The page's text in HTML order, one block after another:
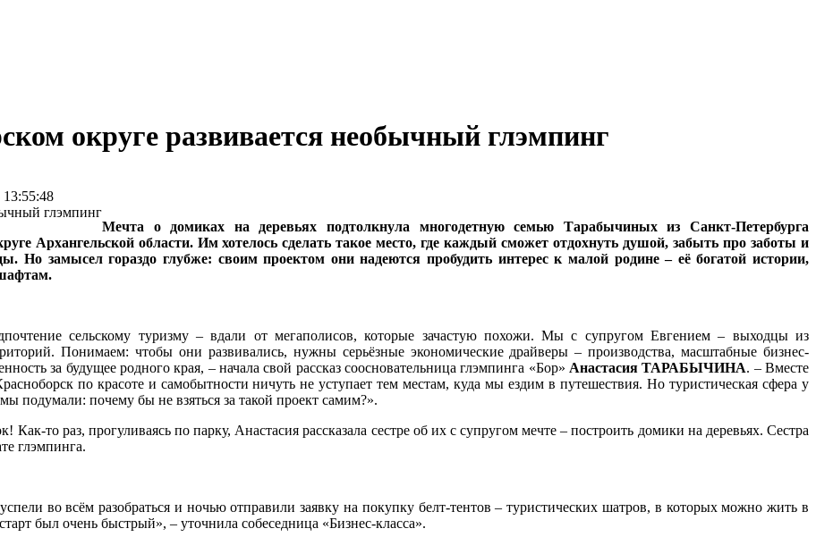
округе развивается необычный глэмпинг
Мечта о домиках на деревьях подтолкнула многодетную семью Тарабычиных из Санкт-Петербурга
Архангельской области. Им хотелось сделать такое место, где каждый сможет отдохнуть душой, забыть про заботы и
Но замысел гораздо глубже: своим проектом они надеются пробудить интерес к малой родине – её богатой истории,
сельскому туризму – вдали от мегаполисов, которые зачастую похожи. Мы с супругом Евгением – выходцы из
Понимаем: чтобы они развивались, нужны серьёзные экономические драйверы – производства, масштабные бизнес-
за будущее родного края, – начала свой рассказ соосновательница глэмпинга «Бор» Анастасия ТАРАБЫЧИНА. – Вместе
по красоте и самобытности ничуть не уступает тем местам, куда мы ездим в путешествия. Но туристическая сфера у
подумали: почему бы не взяться за такой проект самим?».
раз, прогуливаясь по парку, Анастасия рассказала сестре об их с супругом мечте – построить домики на деревьях. Сестра
глэмпинга.
во всём разобраться и ночью отправили заявку на покупку белт-тентов – туристических шатров, в которых можно жить в
был очень быстрый», – уточнила собеседница «Бизнес-класса».